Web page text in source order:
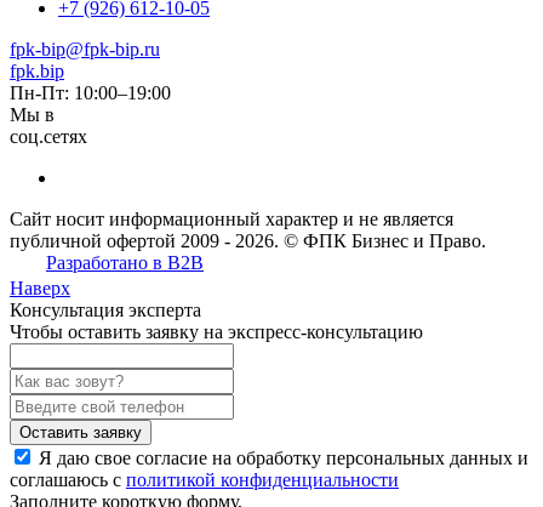
+7 (926) 612-10-05
fpk-bip@fpk-bip.ru
fpk.bip
Пн-Пт: 10:00–19:00
Мы в
соц.сетях
Сайт носит информационный характер и не является
публичной офертой 2009 - 2026. © ФПК Бизнес и Право.
Разработано в B2B
Наверх
Консультация эксперта
Чтобы оставить заявку на экспресс-консультацию
Оставить заявку
Я даю свое согласие на обработку персональных данных и
соглашаюсь с политикой конфиденциальности
Заполните короткую форму,